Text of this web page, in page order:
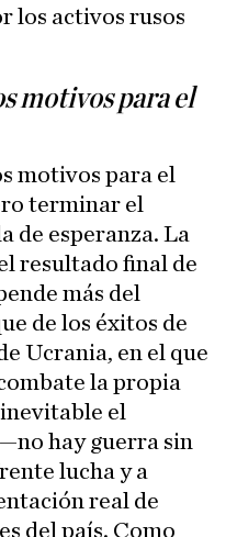
los activos rusos
motivos para el
motivos para el
terminar el
de esperanza. La
resultado final de
más del
de los éxitos de
Ucrania, en el que
la propia
el
hay guerra sin
lucha y a
real de
del país. Como